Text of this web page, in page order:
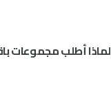
لماذا أطلب مجموعات